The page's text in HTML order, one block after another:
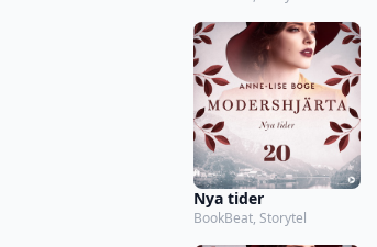
Nya tider
BookBeat, Storytel